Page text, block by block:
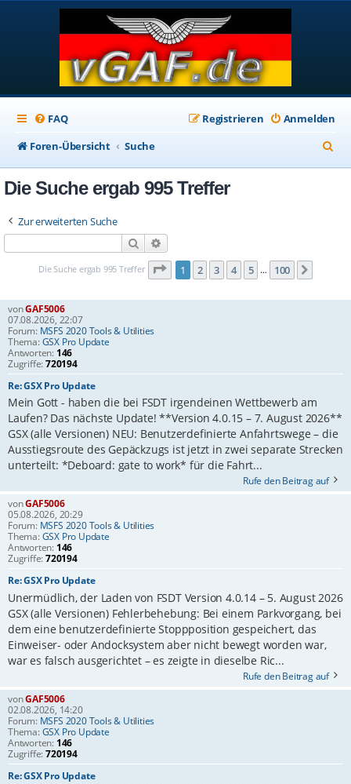
FAQ Anmelden
Registrieren
Foren-Übersicht
Suche
u
Die Suche ergab 995 Treffer
Zur erweiterten Suche
Suche
Die Suche ergab 995 Treffer Seite von 100
1 2 3 4 5 … 100
vonGAF5006
07.08.2026, 22:07
Forum: MSFS 2020 Tools & Utilities
Thema:GSX Pro Update
Antworten: 146
Zugriffe:720194
Re: GSX Pro Update
Mein Gott - haben die bei FSDT irgendeinen Wettbewerb am
Laufen? Das nächste Update! **Version 4.0.15 – 7. August 2026**
GSX (alle Versionen) NEU: Benutzerdefinierte Anfahrtswege – die
Ausstiegsroute des Gepäckzugs ist jetzt in zwei separate Strecken
unterteilt: *Deboard: gate to work* für die Fahrt...
Rufe den Beitrag auf
vonGAF5006
05.08.2026, 20:29
Forum: MSFS 2020 Tools & Utilities
Thema:GSX Pro Update
Antworten: 146
Zugriffe:720194
Re: GSX Pro Update
Unermüdlich, der Laden von FSDT Version 4.0.14 – 5. August 2026
GSX (alle Versionen) Fehlerbehebung: Bei einem Parkvorgang, bei
dem eine benutzerdefinierte Stoppposition gespeichert, das
Einweiser- oder Andocksystem aber nicht bewegt worden war,
war es falsch ausgerichtet – es zeigte in dieselbe Ric...
Rufe den Beitrag auf
vonGAF5006
02.08.2026, 14:20
Forum: MSFS 2020 Tools & Utilities
Thema:GSX Pro Update
Antworten: 146
Zugriffe:720194
Re: GSX Pro Update